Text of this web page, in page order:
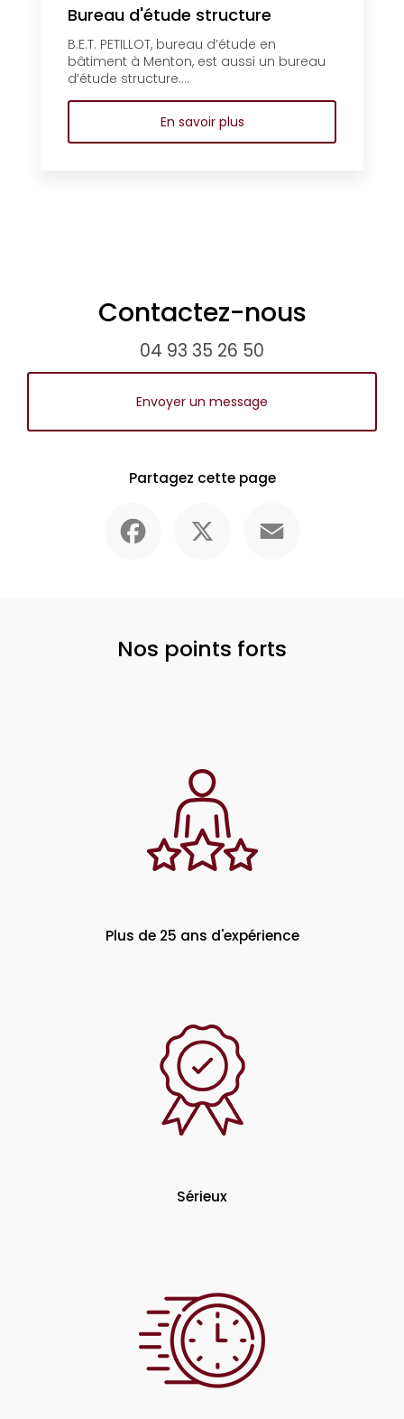
Bureau d'étude structure
B.E.T. PETILLOT, bureau d’étude en
bâtiment à Menton, est aussi un bureau
d’étude structure....
En savoir plus
Contactez-nous
04 93 35 26 50
Envoyer un message
Partagez cette page
Nos points forts
Plus de 25 ans d'expérience
Sérieux